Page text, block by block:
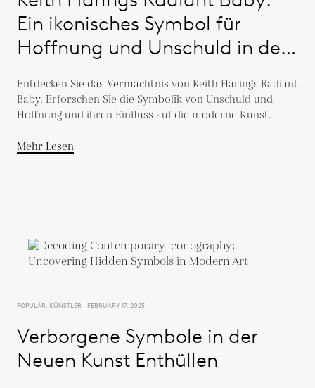
Ein ikonisches Symbol für
Hoffnung und Unschuld in der
Entdecken Sie das Vermächtnis von Keith Harings Radiant
Baby. Erforschen Sie die Symbolik von Unschuld und
Hoffnung und ihren Einfluss auf die moderne Kunst.
Mehr Lesen
POPULÄR, KÜNSTLER - FEBRUARY 17, 2025
Verborgene Symbole in der
Neuen Kunst Enthüllen